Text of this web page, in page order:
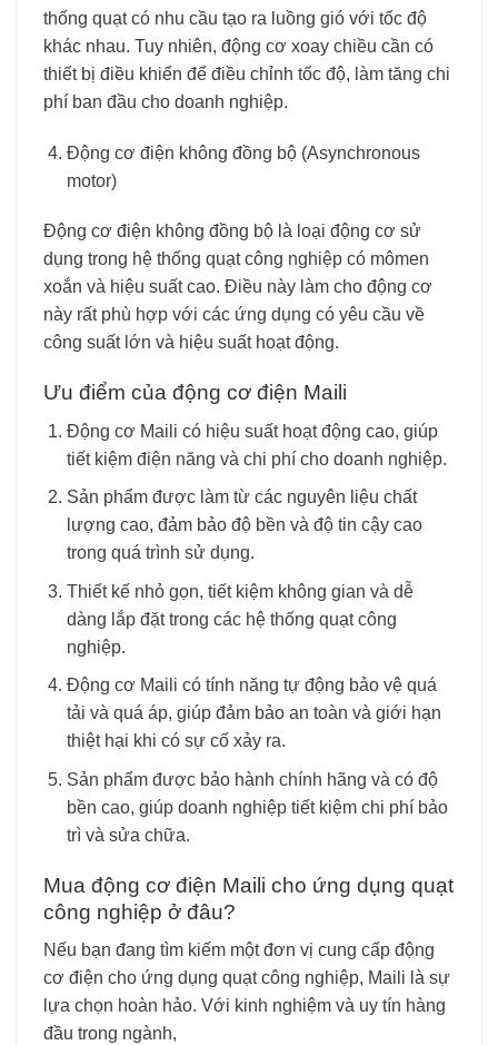
thống quạt có nhu cầu tạo ra luồng gió với tốc độ
khác nhau. Tuy nhiên, động cơ xoay chiều cần có
thiết bị điều khiển để điều chỉnh tốc độ, làm tăng chi
phí ban đầu cho doanh nghiệp.
Động cơ điện không đồng bộ (Asynchronous
motor)
Động cơ điện không đồng bộ là loại động cơ sử
dụng trong hệ thống quạt công nghiệp có mômen
xoắn và hiệu suất cao. Điều này làm cho động cơ
này rất phù hợp với các ứng dụng có yêu cầu về
công suất lớn và hiệu suất hoạt động.
Ưu điểm của động cơ điện Maili
Động cơ Maili có hiệu suất hoạt động cao, giúp
tiết kiệm điện năng và chi phí cho doanh nghiệp.
Sản phẩm được làm từ các nguyên liệu chất
lượng cao, đảm bảo độ bền và độ tin cậy cao
trong quá trình sử dụng.
Thiết kế nhỏ gọn, tiết kiệm không gian và dễ
dàng lắp đặt trong các hệ thống quạt công
nghiệp.
Động cơ Maili có tính năng tự động bảo vệ quá
tải và quá áp, giúp đảm bảo an toàn và giới hạn
thiệt hại khi có sự cố xảy ra.
Sản phẩm được bảo hành chính hãng và có độ
bền cao, giúp doanh nghiệp tiết kiệm chi phí bảo
trì và sửa chữa.
Mua động cơ điện Maili cho ứng dụng quạt
công nghiệp ở đâu?
Nếu bạn đang tìm kiếm một đơn vị cung cấp động
cơ điện cho ứng dụng quạt công nghiệp, Maili là sự
lựa chọn hoàn hảo. Với kinh nghiệm và uy tín hàng
đầu trong ngành,